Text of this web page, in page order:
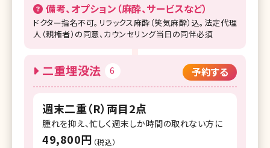
備考、オプション（麻酔、サービスなど）
ドクター指名不可。リラックス麻酔（笑気麻酔）込。法定代理
人（親権者）の同意、カウンセリング当日の同伴必須
二重埋没法 6 予約する
週末二重（R）両目2点
腫れを抑え、忙しく週末しか時間の取れない方に
49,800円 （税込）